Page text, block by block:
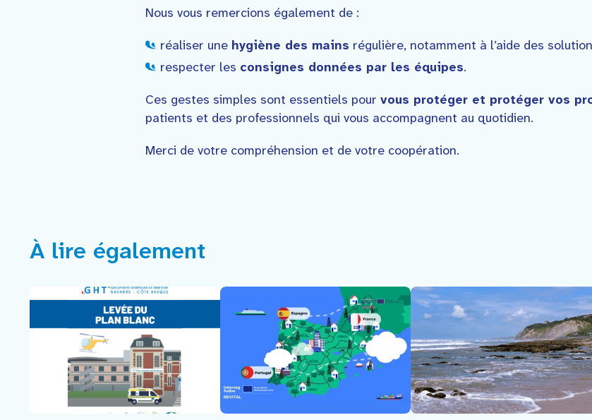
Nous vous remercions également de :
réaliser une hygiène des mains régulière, notamment à l’aide des
respecter les consignes données par les équipes.
Ces gestes simples sont essentiels pour vous protéger et protéger vos
patients et des professionnels qui vous accompagnent au quotidien.
Merci de votre compréhension et de votre coopération.
À lire également